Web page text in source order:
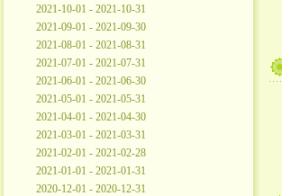
2021-10-01 - 2021-10-31
2021-09-01 - 2021-09-30
2021-08-01 - 2021-08-31
2021-07-01 - 2021-07-31
2021-06-01 - 2021-06-30
2021-05-01 - 2021-05-31
2021-04-01 - 2021-04-30
2021-03-01 - 2021-03-31
2021-02-01 - 2021-02-28
2021-01-01 - 2021-01-31
2020-12-01 - 2020-12-31